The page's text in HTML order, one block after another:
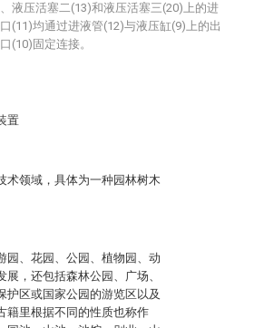
置
术领域，具体为一种园林树木
园、花园、公园、植物园、动
，还包括森林公园、广场、
护区或国家公园的游览区以及
籍里根据不同的性质也称作
液压活塞二(13)和液压活塞三(20)上的进
(11)均通过进液管(12)与液压缸(9)上的出
(10)固定连接。